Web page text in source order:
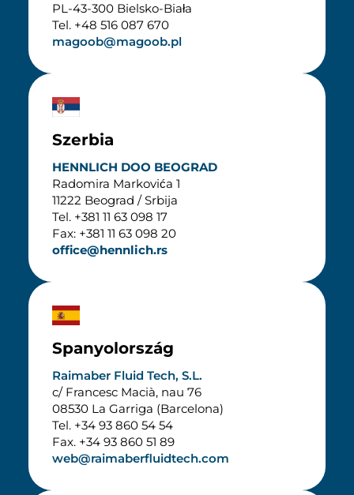
PL-43-300 Bielsko-Biała
Tel. +48 516 087 670
magoob@magoob.pl
Szerbia
HENNLICH DOO BEOGRAD
Radomira Markovića 1
11222 Beograd / Srbija
Tel. +381 11 63 098 17
Fax: +381 11 63 098 20
office@hennlich.rs
Spanyolország
Raimaber Fluid Tech, S.L.
c/ Francesc Macià, nau 76
08530 La Garriga (Barcelona)
Tel. +34 93 860 54 54
Fax. +34 93 860 51 89
web@raimaberfluidtech.com